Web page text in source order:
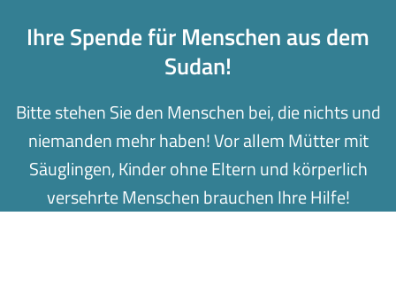
Ihre Spende für Menschen aus dem
Sudan!
Bitte stehen Sie den Menschen bei, die nichts und
niemanden mehr haben! Vor allem Mütter mit
Säuglingen, Kinder ohne Eltern und körperlich
versehrte Menschen brauchen Ihre Hilfe!